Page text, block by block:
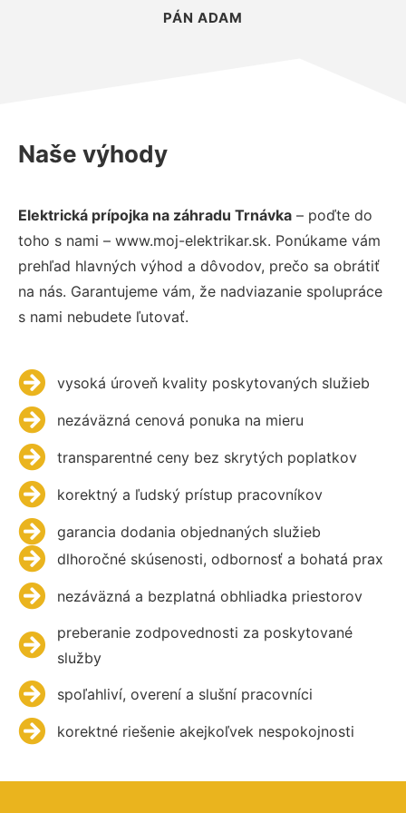
PÁN ADAM
Naše výhody
Elektrická prípojka na záhradu Trnávka – poďte do
toho s nami – www.moj-elektrikar.sk. Ponúkame vám
prehľad hlavných výhod a dôvodov, prečo sa obrátiť
na nás. Garantujeme vám, že nadviazanie spolupráce
s nami nebudete ľutovať.
vysoká úroveň kvality poskytovaných služieb
nezáväzná cenová ponuka na mieru
transparentné ceny bez skrytých poplatkov
korektný a ľudský prístup pracovníkov
garancia dodania objednaných služieb
dlhoročné skúsenosti, odbornosť a bohatá prax
nezáväzná a bezplatná obhliadka priestorov
preberanie zodpovednosti za poskytované
služby
spoľahliví, overení a slušní pracovníci
korektné riešenie akejkoľvek nespokojnosti